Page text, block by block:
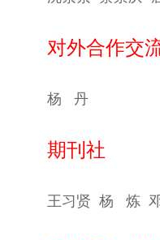
对外合作交
杨 丹
期刊社
王习贤 杨 炼